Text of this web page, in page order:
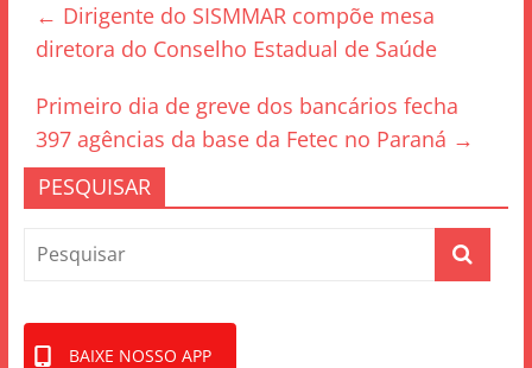
b
o
o
k
← Dirigente do SISMMAR compõe mesa
diretora do Conselho Estadual de Saúde
Primeiro dia de greve dos bancários fecha
397 agências da base da Fetec no Paraná →
PESQUISAR
BAIXE NOSSO APP